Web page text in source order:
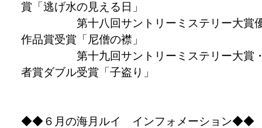
賞「逃げ水の見える日」
第十八回サントリーミステリー大賞
作品賞受賞「尼僧の襟」
第十九回サントリーミステリー大賞
者賞ダブル受賞「子盗り」
◆◆６月の海月ルイ インフォメーション◆◆